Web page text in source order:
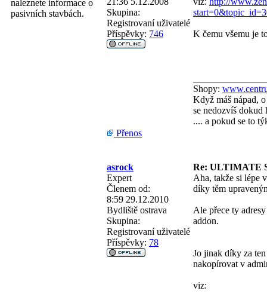
naleznete informace o
pasivních stavbách.
Skupina:
Registrovaní uživatelé
Příspěvky: 746 K čemu všemu je
Shopy:
Když máš nápad,
se nedozvíš dokud
.... a pokud se to
Přenos
asrock
Re: ULTIMATE
Expert
Členem od:
8:59 29.12.2010
Bydliště ostrava
Skupina:
Registrovaní uživatelé
Příspěvky: 78
Aha, takže si lépe
díky těm
Ale přece ty
addon.
Jo jinak díky za ten
nakopírovat v
viz: